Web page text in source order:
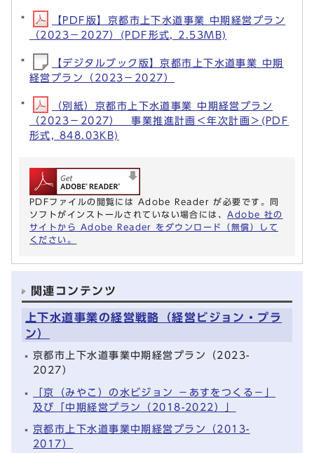
【PDF版】京都市上下水道事業 中期経営プラン
（2023－2027）(PDF形式, 2.53MB)
【デジタルブック版】京都市上下水道事業 中期
経営プラン（2023－2027）
（別紙）京都市上下水道事業 中期経営プラン
（2023－2027） 事業推進計画＜年次計画＞(PDF
形式, 848.03KB)
PDFファイルの閲覧には Adobe Reader が必要です。同
ソフトがインストールされていない場合には、 Adobe 社の
サイトから Adobe Reader をダウンロード（無償）して
ください。
関連コンテンツ
上下水道事業の経営戦略（経営ビジョン・プラ
ン）
京都市上下水道事業中期経営プラン（2023-
2027）
「京（みやこ）の水ビジョン －あすをつくる－」
及び「中期経営プラン（2018-2022）」
京都市上下水道事業中期経営プラン（2013-
2017）